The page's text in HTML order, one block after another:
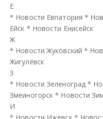
Е
* Новости Евпатория *
Ейск * Новости Енисейск
Ж
* Новости Жуковский *
Жигулёвск
З
* Новости Зеленоград *
Змеиногорск * Новости
И
* Новости Ижевск *